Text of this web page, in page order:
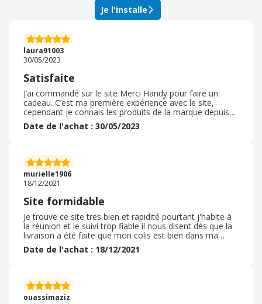
Je l'installe
laura91003
30/05/2023
Satisfaite
J’ai commandé sur le site Merci Handy pour faire un
cadeau. C’est ma première expérience avec le site,
cependant je connais les produits de la marque depuis
plusieurs années et j’ai été de nombreuses fois cliente
de la marque. Les articles ont été expédiés assez
leurs produits sont idéal pour faire un cadeau pour les
occasions. Le rapport qualité / prix est assez bon dans
l’ensemble. J’apprécie les nombreuses réductions ,
collaborations , et le choix.
Date de l'achat : 30/05/2023
murielle1906
18/12/2021
Site formidable
Je trouve ce site tres bien et rapidité pourtant j'habite à
la réunion et le suivi trop fiable il nous disent dés que la
livraison a été faite que mon colis est bien dans ma
boite aux lettres , par email de notification. Et leurs
produit est 100%naturel j'ai déja tester le dentifrice et le
sa m'aide beaucoup. et pour cette periode de noel j'ai
pris 3 gel hydroalcolique gel mains nettoyant , de la
series stranger things ils sentent trop bon. l'odeur est a
Date de l'achat : 18/12/2021
ouassimaziz